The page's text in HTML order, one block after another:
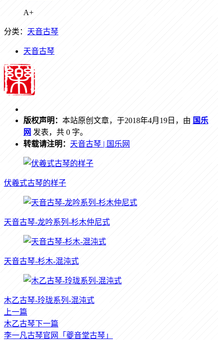
A+
分类： 天音古琴
天音古琴
版权声明： 本站原创文章，于2018年4月19日，由 国乐
网 发表，共 0 字。
转载请注明： 天音古琴 | 国乐网
伏羲式古琴的样子
天音古琴-龙吟系列-杉木仲尼式
天音古琴-杉木-混沌式
木乙古琴-玲珑系列-混沌式
上一篇
木乙古琴下一篇
李一凡古琴官网「夔音堂古琴」